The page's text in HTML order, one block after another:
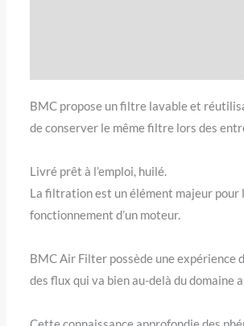
BMC propose un filtre lavable et
de conserver le même filtre lors des
Livré prêt à l’emploi, huilé.
La filtration est un élément majeur pour
fonctionnement d’un moteur.
BMC Air Filter possède une expérience
des flux qui va bien au-delà du domaine